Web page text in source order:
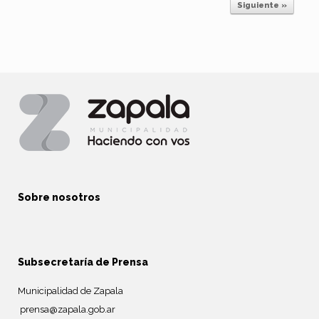
Siguiente »
Sobre nosotros
Subsecretaría de Prensa
Municipalidad de Zapala
prensa@zapala.gob.ar